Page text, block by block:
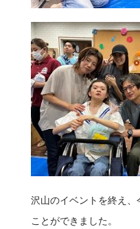
沢山のイベントを終え、
ことができました。